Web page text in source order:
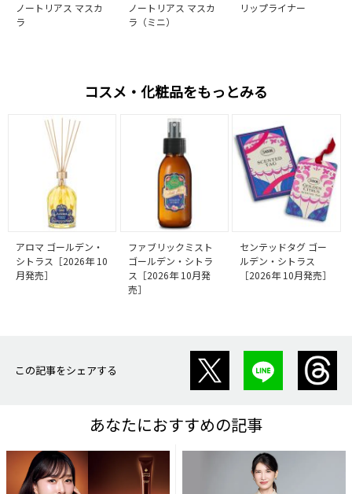
ノートリアス マスカ
ラ
ノートリアス マスカ
ラ（ミニ）
リップライナー
コスメ・化粧品をもっとみる
アロマ ゴールデン・
シトラス［2026年 10
月発売］
ファブリックミスト
ゴールデン・シトラ
ス［2026年 10月発
売］
センテッドタグ ゴー
ルデン・シトラス
［2026年 10月発売］
この記事をシェアする
あなたにおすすめの記事